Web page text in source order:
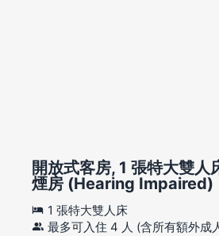
開放式客房, 1 張特大雙人
煙房 (Hearing Impaired)
1 張特大雙人床
最多可入住 4 人 (含所有額外成